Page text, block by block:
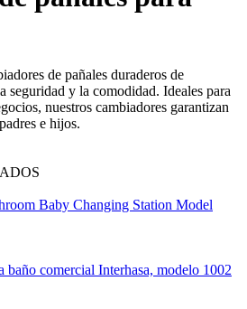
de pañales duraderos de
seguridad y la comodidad. Ideales para
nuestros cambiadores garantizan
e hijos.
Baby Changing Station Model
baño comercial Interhasa, modelo 1002